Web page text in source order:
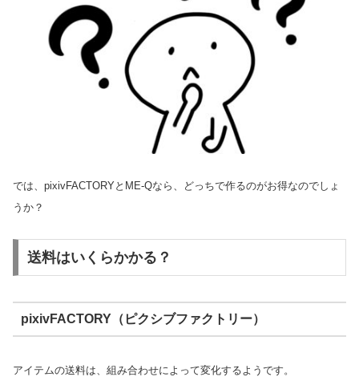
では、pixivFACTORYとME-Qなら、どっちで作るのがお得なのでしょ
うか？
送料はいくらかかる？
pixivFACTORY（ピクシブファクトリー）
アイテムの送料は、組み合わせによって変化するようです。